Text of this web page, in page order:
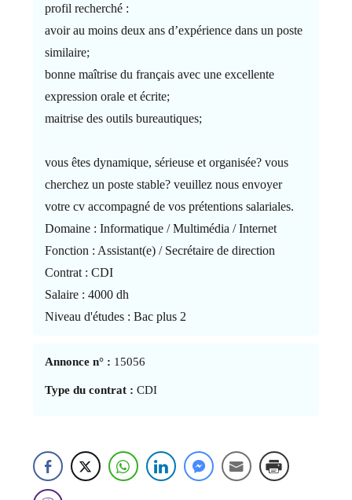
profil recherché :
avoir au moins deux ans d’expérience dans un poste
similaire;
bonne maîtrise du français avec une excellente
expression orale et écrite;
maitrise des outils bureautiques;
vous êtes dynamique, sérieuse et organisée? vous
cherchez un poste stable? veuillez nous envoyer
votre cv accompagné de vos prétentions salariales.
Domaine : Informatique / Multimédia / Internet
Fonction : Assistant(e) / Secrétaire de direction
Contrat : CDI
Salaire : 4000 dh
Niveau d'études : Bac plus 2
Annonce n° : 15056
Type du contrat : CDI